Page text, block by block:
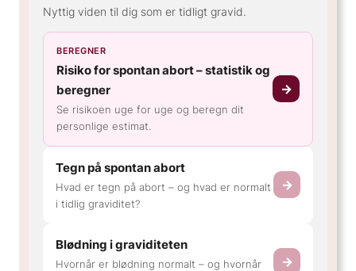
Nyttig viden til dig som er tidligt gravid.
BEREGNER
Risiko for spontan abort – statistik og
beregner
Se risikoen uge for uge og beregn dit
personlige estimat.
→
Tegn på spontan abort
Hvad er tegn på abort – og hvad er normalt
i tidlig graviditet?
→
Blødning i graviditeten
Hvornår er blødning normalt – og hvornår
→